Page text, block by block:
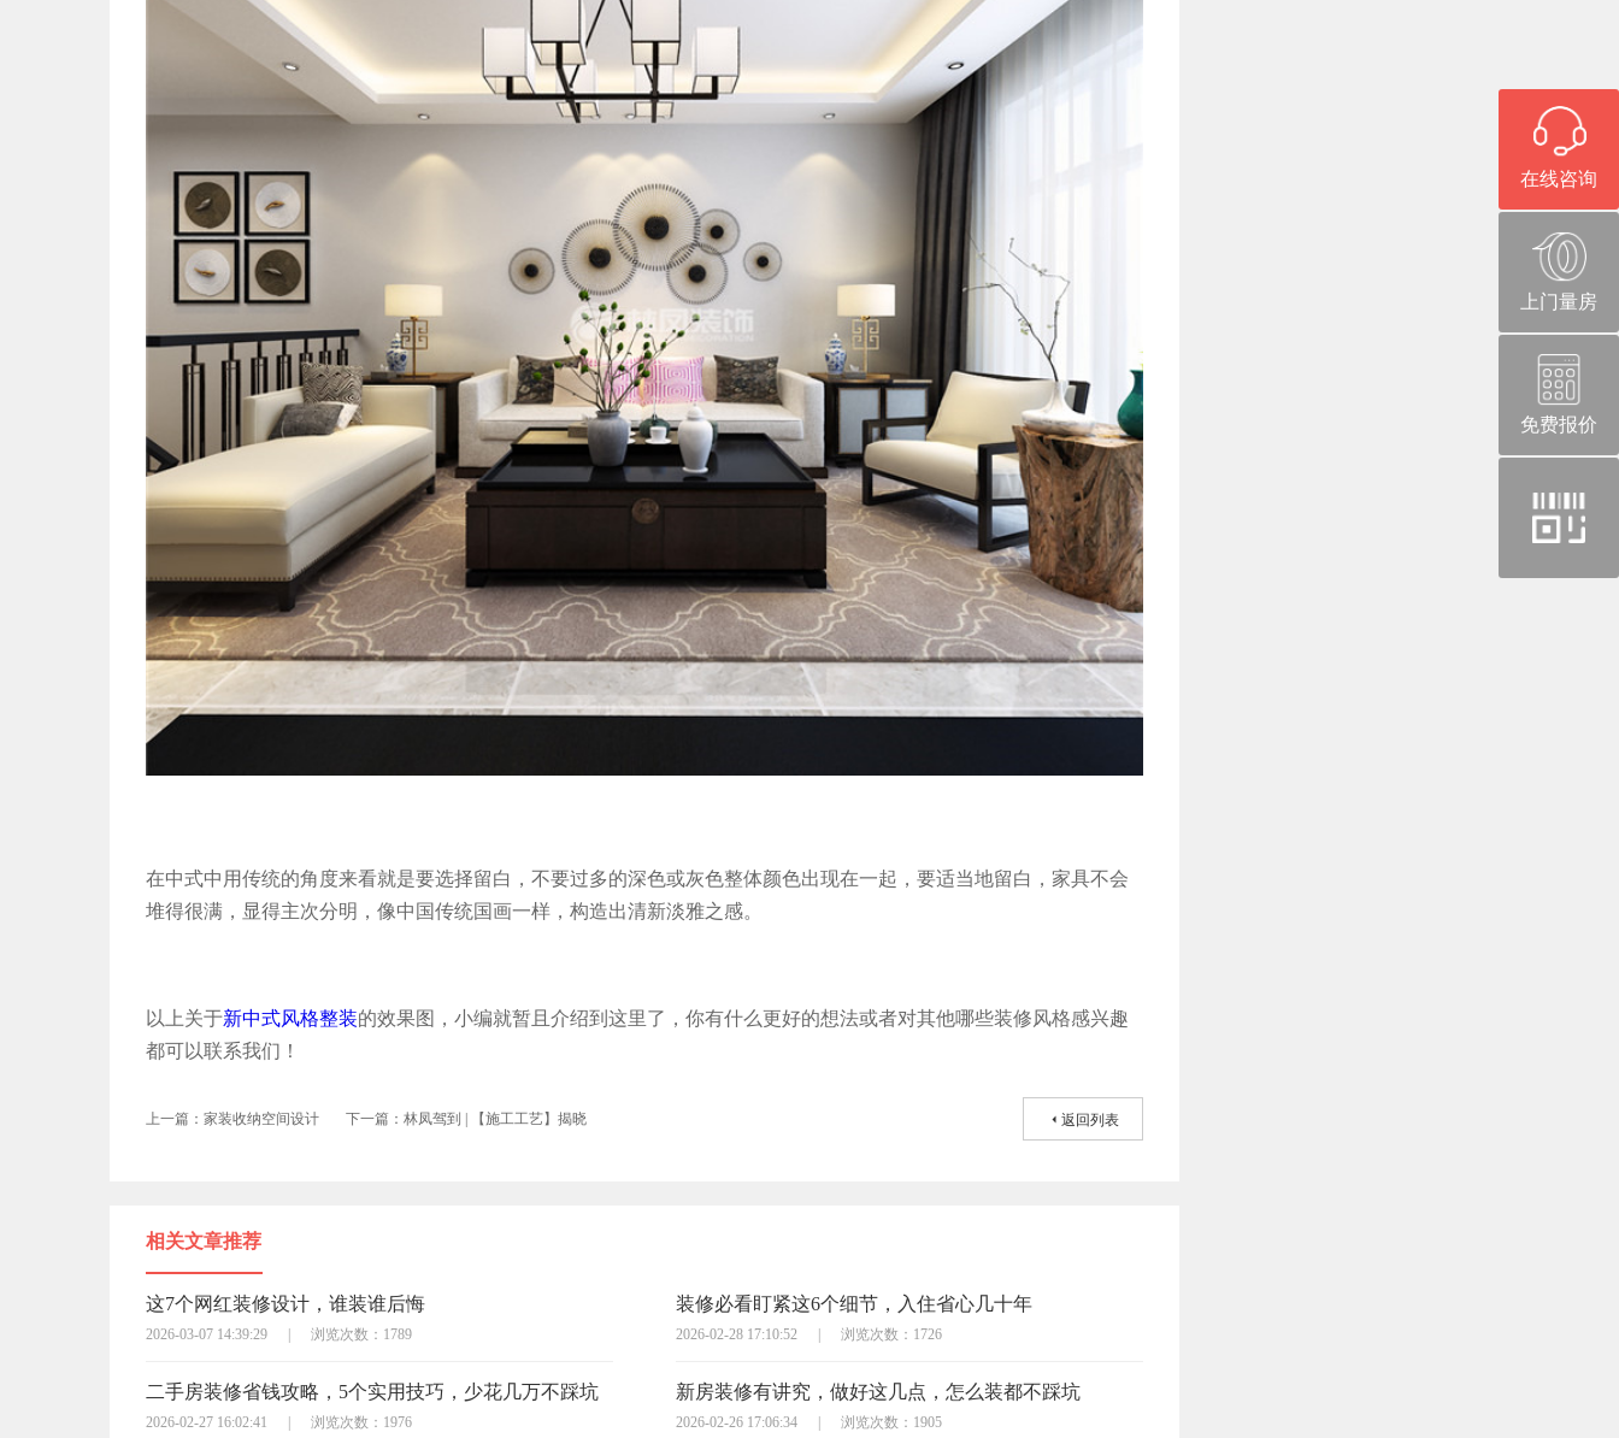
在线咨询
上门量房
免费报价
微
在中式中用传统的角度来看就是要选择留白，不要过多的深色或灰色整体颜色出现在一起，要适当地留白，家具不会
堆得很满，显得主次分明，像中国传统国画一样，构造出清新淡雅之感。
以上关于新中式风格整装的效果图，小编就暂且介绍到这里了，你有什么更好的想法或者对其他哪些装修风格感兴趣
都可以联系我们！
上一篇：家装收纳空间设计 下一篇：林凤驾到 | 【施工工艺】揭晓 返回列表
相关文章推荐
这7个网红装修设计，谁装谁后悔
2026-03-07 14:39:29 浏览次数：1789
装修必看盯紧这6个细节，入住省心几十年
2026-02-28 17:10:52 浏览次数：1726
二手房装修省钱攻略，5个实用技巧，少花几万不踩坑
2026-02-27 16:02:41 浏览次数：1976
新房装修有讲究，做好这几点，怎么装都不踩坑
2026-02-26 17:06:34 浏览次数：1905